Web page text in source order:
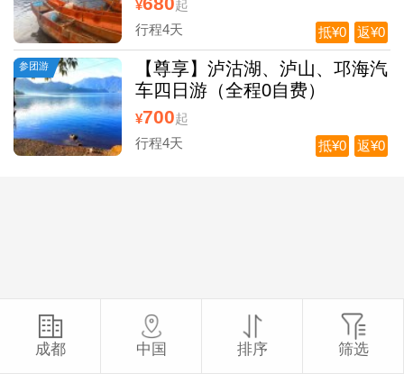
¥
起
行程4天
返¥0
抵¥0
参团游
【尊享】泸沽湖、泸山、邛海汽
车四日游（全程0自费）
¥700起
行程4天
返¥0
抵¥0
成都 中国 排序 筛选